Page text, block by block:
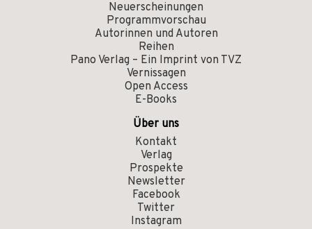
Neuerscheinungen
Programmvorschau
Autorinnen und Autoren
Reihen
Pano Verlag – Ein Imprint von TVZ
Vernissagen
Open Access
E-Books
Über uns
Kontakt
Verlag
Prospekte
Newsletter
Facebook
Twitter
Instagram